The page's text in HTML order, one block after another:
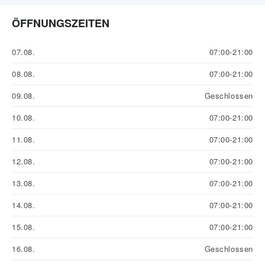
ÖFFNUNGSZEITEN
07.08.
07:00-21:00
08.08.
07:00-21:00
09.08.
Geschlossen
10.08.
07:00-21:00
11.08.
07:00-21:00
12.08.
07:00-21:00
13.08.
07:00-21:00
14.08.
07:00-21:00
15.08.
07:00-21:00
16.08.
Geschlossen